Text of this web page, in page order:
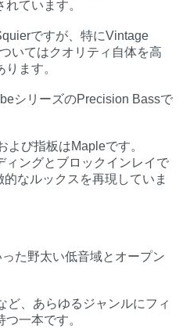
ています。
ですが、特にVintage
いてはクオリティ自体を高
ます。
シリーズのPrecision Bassで
よび指板はMapleです。
ィングとブロックインレイで
なルックスを再現していま
た野太い低音域とオープン
ど、あらゆるジャンルにフィ
一本です。